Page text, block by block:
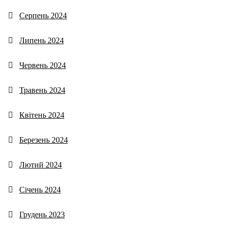
Серпень 2024
Липень 2024
Червень 2024
Травень 2024
Квітень 2024
Березень 2024
Лютий 2024
Січень 2024
Грудень 2023